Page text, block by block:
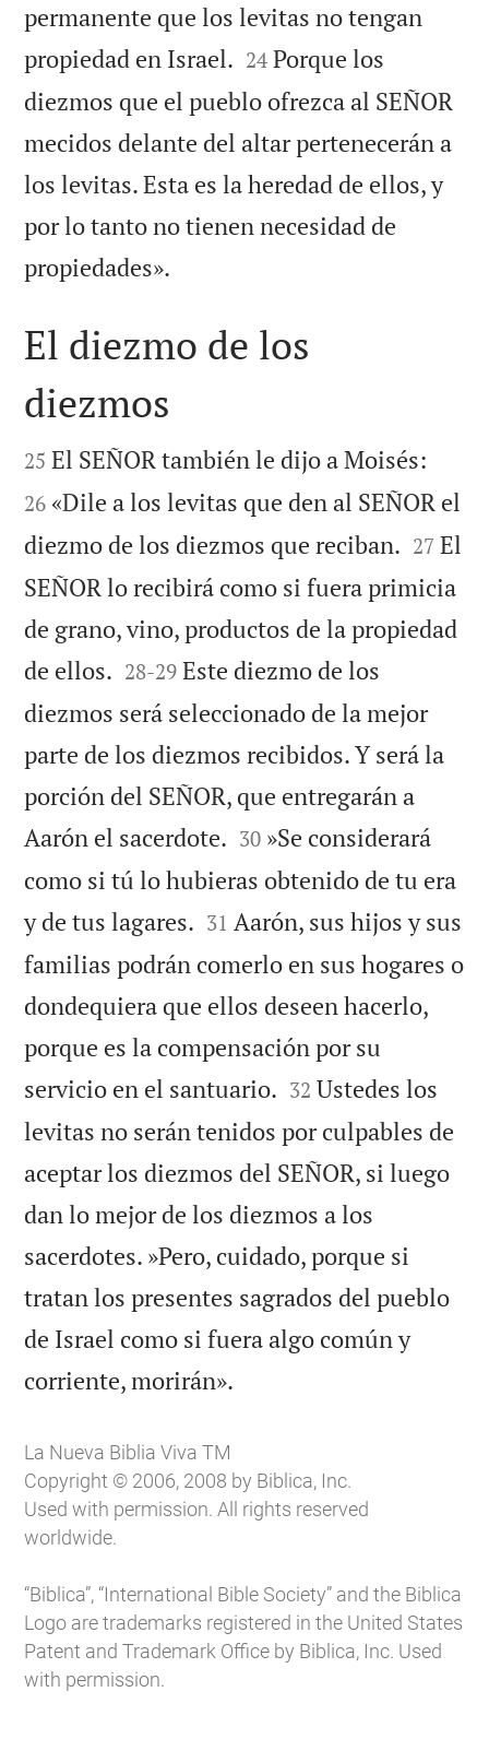
permanente que los levitas no tengan
propiedad en Israel. 

24 Porque los
diezmos que el pueblo ofrezca al SEÑOR
mecidos delante del altar pertenecerán a
los levitas. Esta es la heredad de ellos, y
por lo tanto no tienen necesidad de
propiedades».

El diezmo de los
diezmos

25 El SEÑOR también le dijo a Moisés:
26 «Dile a los levitas que den al SEÑOR el
diezmo de los diezmos que reciban. 

27 El
SEÑOR lo recibirá como si fuera primicia
de grano, vino, productos de la propiedad
de ellos. 

28-29 Este diezmo de los
diezmos será seleccionado de la mejor
parte de los diezmos recibidos. Y será la
porción del SEÑOR, que entregarán a
Aarón el sacerdote. 

30 »Se considerará
como si tú lo hubieras obtenido de tu era
y de tus lagares. 

31 Aarón, sus hijos y sus
familias podrán comerlo en sus hogares o
dondequiera que ellos deseen hacerlo,
porque es la compensación por su
servicio en el santuario. 

32 Ustedes los
levitas no serán tenidos por culpables de
aceptar los diezmos del SEÑOR, si luego
dan lo mejor de los diezmos a los
sacerdotes. »Pero, cuidado, porque si
tratan los presentes sagrados del pueblo
de Israel como si fuera algo común y
corriente, morirán».
La Nueva Biblia Viva TM
Copyright © 2006, 2008 by Biblica, Inc.
Used with permission. All rights reserved
worldwide.
“Biblica”, “International Bible Society” and the Biblica
Logo are trademarks registered in the United States
Patent and Trademark Office by Biblica, Inc. Used
with permission.